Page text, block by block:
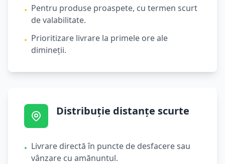
• Pentru produse proaspete, cu termen scurt
de valabilitate.
• Prioritizare livrare la primele ore ale
dimineții.
Distribuție distanțe scurte
• Livrare directă în puncte de desfacere sau
vânzare cu amănuntul.